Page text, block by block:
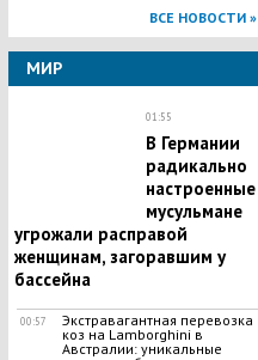
ВСЕ НОВОСТИ »
МИР
01:55
В Германии
радикально
настроенные
мусульмане
угрожали расправой
женщинам, загоравшим у
бассейна
00:57
​Экстравагантная перевозка
коз на Lamborghini в
Австралии: уникальные